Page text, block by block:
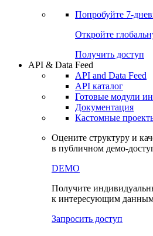
Попробуйте 7-
Откройте
Получить доступ
API & Data Feed
API and Data Feed
API каталог
Готовые модули
Документация
Кастомные
Оцените структуру и
в публичном демо-
DEMO
Получите
к интересующим
Запросить доступ